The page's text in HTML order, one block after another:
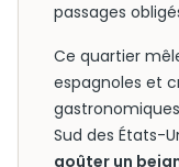
passages
Ce quartier
espagnoles et
Sud des États-
goûter un